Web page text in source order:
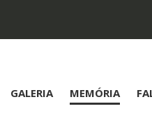
GALERIA MEMÓRIA